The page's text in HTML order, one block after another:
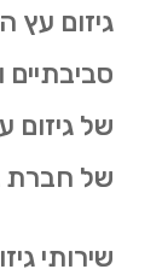
גיזום עץ
סביבתיים
של
של חברת
שירותי